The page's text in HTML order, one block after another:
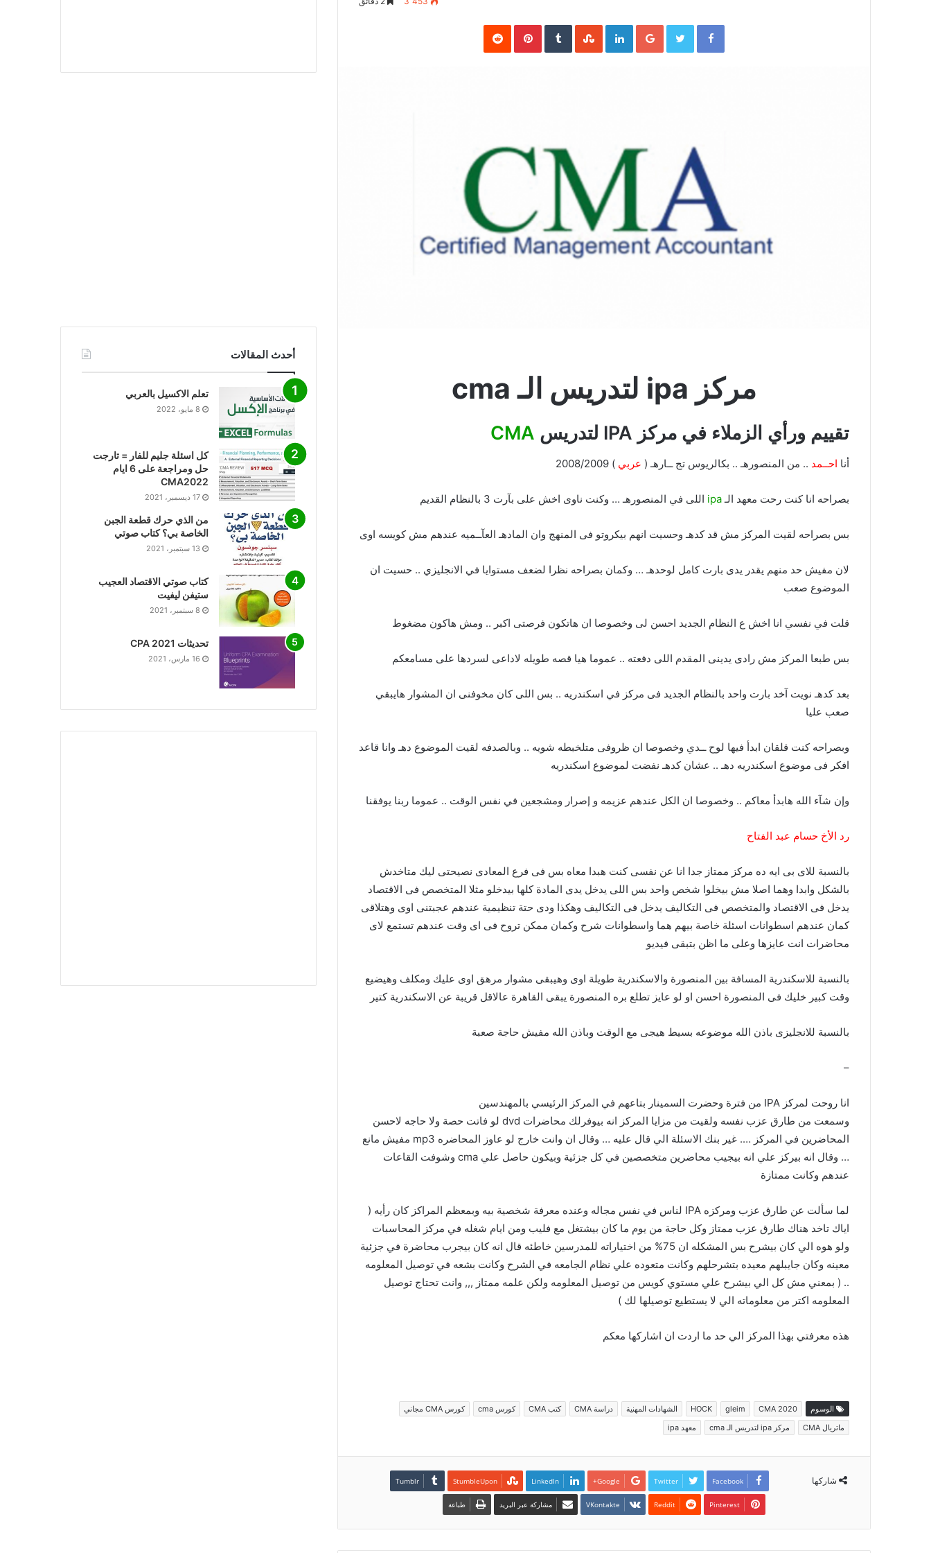
Facebook
Twitter
Google+
LinkedIn
Pinterest
مركز ipa لتدريس الـ cma
تقييم ورأي الزملاء في مركز IPA لتدريس CMA
أنا احــمد .. من المنصورهـ .. بكالريوس تج ــارهـ ( عربي ) 2008/2009
بصراحه انا كنت رحت معهد الـ ipa اللى في المنصورهـ … وكنت ناوى اخش على بآرت 3 بالنظام القديم
بس بصراحه لقيت المركز مش قد كدهـ وحسيت انهم بيكروتو فى المنهج وان المادهـ العآــميه عندهم مش كويسه اوى
لان مفيش حد منهم يقدر يدى بارت كامل لوحدهـ … وكمان بصراحه نظرا لضعف مستوايا في الانجليزي .. حسيت ان
الموضوع صعب
قلت في نفسي انا اخش ع النظام الجديد احسن لى وخصوصا ان هاتكون فرصتى اكبر .. ومش هاكون مضغوط
بس طبعا المركز مش رادى يدينى المقدم اللى دفعته .. عموما هيا قصه طويله لاداعى لسردها على مسامعكم
بعد كدهـ نويت آخد بارت واحد بالنظام الجديد فى مركز في اسكندريه .. بس اللى كان مخوفنى ان المشوار هايبقي
صعب عليا
وبصراحه كنت قلقان ابدأ فيها لوح ــدي وخصوصا ان ظروفى متلخبطه شويه .. وبالصدفه لقيت الموضوع دهـ وانا قاعد
افكر فى موضوع اسكندريه دهـ .. عشان كدهـ نفضت لموضوع اسكندريه
وإن شآء الله هابدأ معاكم .. وخصوصا ان الكل عندهم عزيمه و إصرار ومشجعين في نفس الوقت .. عموما ربنا يوفقنا
رد الأخ حسام عبد الفتاح
بالنسبة للاى بى ايه ده مركز ممتاز جدا انا عن نفسى كنت هبدا معاه بس فى فرع المعادى نصيحتى ليك متاخدش
بالشكل وابدا وهما اصلا مش بيخلوا شخص واحد بس اللى يدخل يدى المادة كلها بيدخلو مثلا المتخصص فى الاقتصاد
يدخل فى الاقتصاد والمتخصص فى التكاليف يدخل فى التكاليف وهكذا ودى حتة تنظيمية عندهم عجبتنى اوى وهتلاقى
كمان عندهم اسطوانات اسئلة خاصة بيهم هما واسطوانات شرح وكمان ممكن تروح فى اى وقت عندهم تستمع لاى
محاضرات انت عايزها وعلى ما اظن بتبقى فيديو
بالنسبة للاسكندرية المسافة بين المنصورة والاسكندرية طويلة اوى وهيبقى مشوار مرهق اوى عليك ومكلف وهيضيع
وقت كبير خليك فى المنصورة احسن او لو عايز تطلع بره المنصورة يبقى القاهرة عالاقل قريبة عن الاسكندرية كتير
بالنسبة للانجليزى باذن الله موضوعه بسيط هيجى مع الوقت وباذن الله مفيش حاجة صعبة
–
انا روحت لمركز IPA من فترة وحضرت السمينار بتاعهم في المركز الرئيسي بالمهندسين
وسمعت من طارق عزب نفسه ولقيت من مزايا المركز انه بيوفرلك محاضرات dvd لو فاتت حصة ولا حاجه لاحسن
المحاضرين في المركز …. غير بنك الاسئلة الي قال عليه … وقال ان وانت خارج لو عاوز المحاضره mp3 مفيش مانع
… وقال انه بيركز علي انه بيجيب محاضرين متخصصين في كل جزئية وبيكون حاصل علي cma وشوفت القاعات
عندهم وكانت ممتازة
لما سألت عن طارق عزب ومركزه IPA لناس في نفس مجاله وعنده معرفة شخصية بيه وبمعظم المراكز كان رأيه (
اياك تاخد هناك طارق عزب ممتاز وكل حاجة من يوم ما كان بيشتغل مع فليب ومن ايام شغله في مركز المحاسبات
ولو هوه الي كان بيشرح بس المشكله ان 75% من اختياراته للمدرسين خاطئه قال انه كان بيجرب محاضرة في جزئية
معينه وكان جايبلهم معيده بتشرحلهم وكانت متعوده علي نظام الجامعه في الشرح وكانت بشعه في توصيل المعلومه
.. ( بمعني مش كل الي بيشرح علي مستوي كويس من توصيل المعلومه ولكن علمه ممتاز ,,, وانت تحتاج توصيل
المعلومه اكتر من معلوماته الي لا يستطيع توصيلها لك )
هذه معرفتي بهذا المركز الي حد ما اردت ان اشاركها معكم
الوسوم CMA 2020
gleim
HOCK الشهادات المهنية دراسة CMA كتب CMA كورس cma
كورس CMA مجاني
ماتريال CMA
مركز ipa لتدريس الـ cma معهد ipa
شاركها Facebook
Twitter
Google+
LinkedIn
Pinterest مشاركة عبر البريد طباعة
أحدث المقالات
تعلم الاكسيل بالعربي
8 مايو، 2022
كل اسئلة جليم للفار = تارجت
حل ومراجعة على 6 ايام
CMA2022
17 ديسمبر، 2021
من الذي حرك قطعة الجبن
الخاصة بي؟ كتاب صوتي
13 سبتمبر، 2021
كتاب صوتي الاقتصاد العجيب
ستيفن ليفيت
8 سبتمبر، 2021
تحديثات CPA 2021
16 مارس، 2021